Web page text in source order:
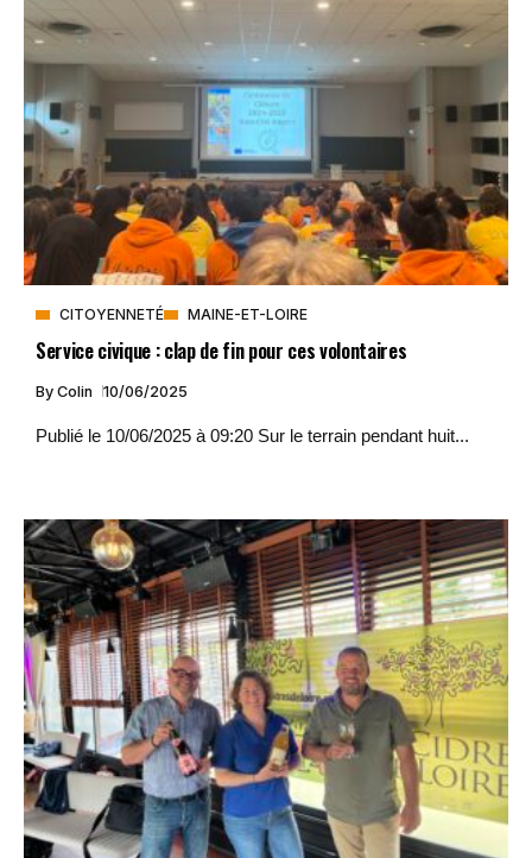
CITOYENNETÉ MAINE-ET-LOIRE
Service civique : clap de fin pour ces volontaires
By Colin 10/06/2025
Publié le 10/06/2025 à 09:20 Sur le terrain pendant huit...